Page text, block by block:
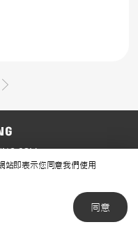
站即表示您同意我們使用
同意
規範